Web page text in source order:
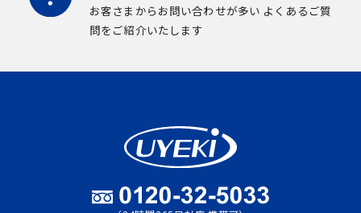
お客さまからお問い合わせが多い よくあるご質
問をご紹介いたします